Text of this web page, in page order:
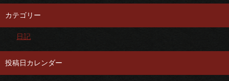
カテゴリー
日記
投稿日カレンダー